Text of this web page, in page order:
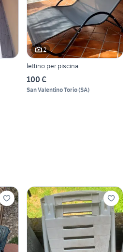
2
lettino per piscina
100 €
San Valentino Torio(SA)